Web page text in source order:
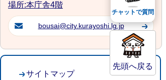
場所:本庁舎4階
bousai@city.kurayoshi.lg.jp
先頭へ戻る
サイトマップ
チャットで質問